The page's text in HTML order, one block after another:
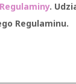
Regulaminy.
Regulaminu.